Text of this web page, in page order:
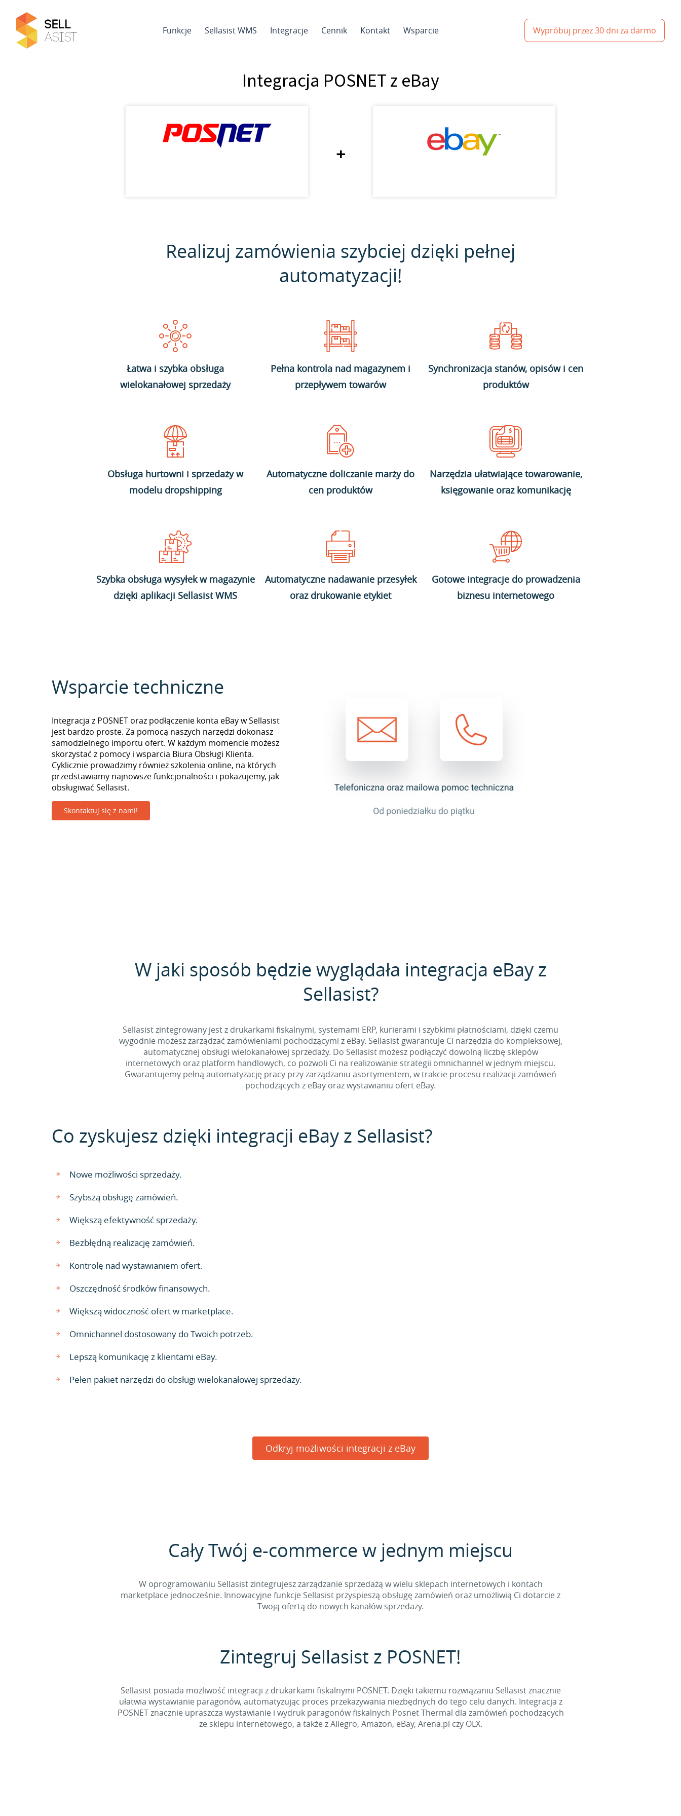
Funkcje Sellasist WMS Integracje Cennik Kontakt Wsparcie Wypróbuj przez 30 dni za darmo
Integracja POSNET z eBay
+
Realizuj zamówienia szybciej dzięki pełnej
automatyzacji!
Łatwa i szybka obsługa
wielokanałowej sprzedaży
Pełna kontrola nad magazynem i
przepływem towarów
Synchronizacja stanów, opisów i cen
produktów
Obsługa hurtowni i sprzedaży w
modelu dropshipping
Automatyczne doliczanie marży do
cen produktów
Narzędzia ułatwiające towarowanie,
księgowanie oraz komunikację
Szybka obsługa wysyłek w magazynie
dzięki aplikacji Sellasist WMS
Automatyczne nadawanie przesyłek
oraz drukowanie etykiet
Gotowe integracje do prowadzenia
biznesu internetowego
Wsparcie techniczne
Integracja z POSNET oraz podłączenie konta eBay w Sellasist
jest bardzo proste. Za pomocą naszych narzędzi dokonasz
samodzielnego importu ofert. W każdym momencie możesz
skorzystać z pomocy i wsparcia Biura Obsługi Klienta.
Cyklicznie prowadzimy również szkolenia online, na których
przedstawiamy najnowsze funkcjonalności i pokazujemy, jak
obsługiwać Sellasist.
Skontaktuj się z nami!
W jaki sposób będzie wyglądała integracja eBay z
Sellasist?
Sellasist zintegrowany jest z drukarkami fiskalnymi, systemami ERP, kurierami i szybkimi płatnościami, dzięki czemu
wygodnie możesz zarządzać zamówieniami pochodzącymi z eBay. Sellasist gwarantuje Ci narzędzia do kompleksowej,
automatycznej obsługi wielokanałowej sprzedaży. Do Sellasist możesz podłączyć dowolną liczbę sklepów
internetowych oraz platform handlowych, co pozwoli Ci na realizowanie strategii omnichannel w jednym miejscu.
Gwarantujemy pełną automatyzację pracy przy zarządzaniu asortymentem, w trakcie procesu realizacji zamówień
pochodzących z eBay oraz wystawianiu ofert eBay.
Co zyskujesz dzięki integracji eBay z Sellasist?
Nowe możliwości sprzedaży.
Szybszą obsługę zamówień.
Większą efektywność sprzedaży.
Bezbłędną realizację zamówień.
Kontrolę nad wystawianiem ofert.
Oszczędność środków finansowych.
Większą widoczność ofert w marketplace.
Omnichannel dostosowany do Twoich potrzeb.
Lepszą komunikację z klientami eBay.
Pełen pakiet narzędzi do obsługi wielokanałowej sprzedaży.
Odkryj możliwości integracji z eBay
Cały Twój e-commerce w jednym miejscu
W oprogramowaniu Sellasist zintegrujesz zarządzanie sprzedażą w wielu sklepach internetowych i kontach
marketplace jednocześnie. Innowacyjne funkcje Sellasist przyspieszą obsługę zamówień oraz umożliwią Ci dotarcie z
Twoją ofertą do nowych kanałów sprzedaży.
Zintegruj Sellasist z POSNET!
Sellasist posiada możliwość integracji z drukarkami fiskalnymi POSNET. Dzięki takiemu rozwiązaniu Sellasist znacznie
ułatwia wystawianie paragonów, automatyzując proces przekazywania niezbędnych do tego celu danych. Integracja z
POSNET znacznie upraszcza wystawianie i wydruk paragonów fiskalnych Posnet Thermal dla zamówień pochodzących
ze sklepu internetowego, a także z Allegro, Amazon, eBay, Arena.pl czy OLX.